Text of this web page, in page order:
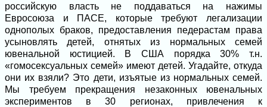
российскую власть не поддаваться на нажимы
Евросоюза и ПАСЕ, которые требуют легализации
однополых браков, предоставления педерастам права
усыновлять детей, отнятых из нормальных семей
ювенальной юстицией. В США порядка 30% т.н.
«гомосексуальных семей» имеют детей. Угадайте, откуда
они их взяли? Это дети, изъятые из нормальных семей.
Мы требуем прекращения незаконных ювенальных
экспериментов в 30 регионах, привлечения к